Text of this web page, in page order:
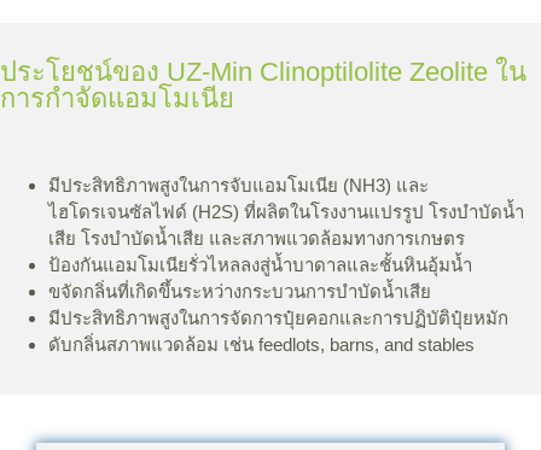
ประโยชน์ของ UZ-Min Clinoptilolite Zeolite ใน
การกำจัดแอมโมเนีย
มีประสิทธิภาพสูงในการจับแอมโมเนีย (NH3) และ
ไฮโดรเจนซัลไฟด์ (H2S) ที่ผลิตในโรงงานแปรรูป โรงบำบัดน้ำ
เสีย โรงบำบัดน้ำเสีย และสภาพแวดล้อมทางการเกษตร
ป้องกันแอมโมเนียรั่วไหลลงสู่น้ำบาดาลและชั้นหินอุ้มน้ำ
ขจัดกลิ่นที่เกิดขึ้นระหว่างกระบวนการบำบัดน้ำเสีย
มีประสิทธิภาพสูงในการจัดการปุ๋ยคอกและการปฏิบัติปุ๋ยหมัก
ดับกลิ่นสภาพแวดล้อม เช่น feedlots, barns, and stables